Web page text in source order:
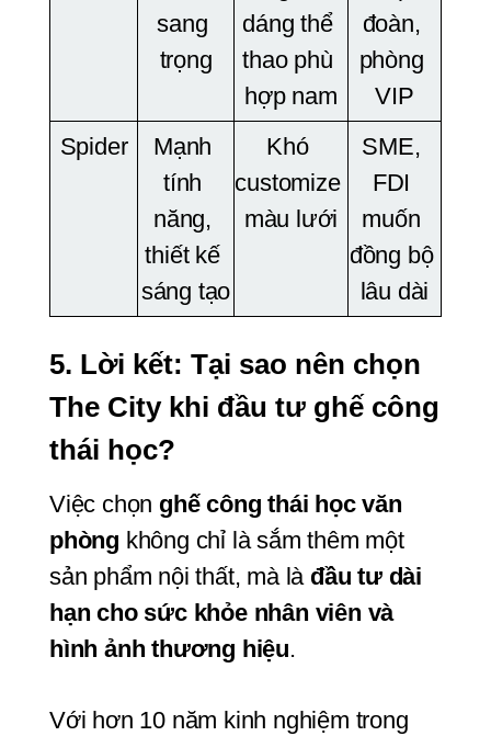
sang
trọng
dáng thể
thao phù
hợp nam
đoàn,
phòng
VIP
Spider
Mạnh
tính
năng,
thiết kế
sáng tạo
Khó
customize
màu lưới
SME,
FDI
muốn
đồng bộ
lâu dài
5. Lời kết: Tại sao nên chọn
The City khi đầu tư ghế công
thái học?
Việc chọn ghế công thái học văn
phòng không chỉ là sắm thêm một
sản phẩm nội thất, mà là đầu tư dài
hạn cho sức khỏe nhân viên và
hình ảnh thương hiệu.
Với hơn 10 năm kinh nghiệm trong